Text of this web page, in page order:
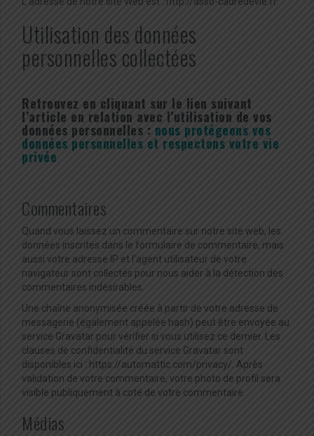
Utilisation des données
personnelles collectées
Retrouvez en cliquant sur le lien suivant
l’article en relation avec l’utilisation de vos
données personnelles : nous protégeons vos
données personnelles et respectons votre vie
privée
Commentaires
Quand vous laissez un commentaire sur notre site web, les
données inscrites dans le formulaire de commentaire, mais
aussi votre adresse IP et l’agent utilisateur de votre
navigateur sont collectés pour nous aider à la détection des
commentaires indésirables.
Une chaîne anonymisée créée à partir de votre adresse de
messagerie (également appelée hash) peut être envoyée au
service Gravatar pour vérifier si vous utilisez ce dernier. Les
clauses de confidentialité du service Gravatar sont
disponibles ici : https://automattic.com/privacy/. Après
validation de votre commentaire, votre photo de profil sera
visible publiquement à coté de votre commentaire.
Médias